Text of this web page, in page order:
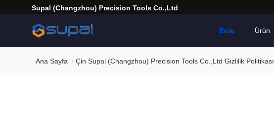
Supal (Changzhou) Precision Tools Co.,Ltd
Evde Ürün
Ana Sayfa Çin Supal (Changzhou) Precision Tools Co.,Ltd Gizlilik Politikası